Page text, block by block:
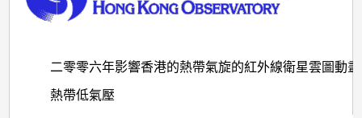
二零零六年影響香港的熱帶氣旋的紅外線衛星雲圖動
熱帶低氣壓